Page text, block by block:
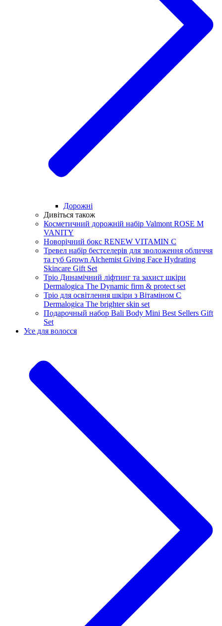
Дорожні
Дивіться також
Косметичний дорожній набір Valmont ROSE M
VANITY
Новорічний бокс RENEW VITAMIN C
Тревел набір бестселерів для зволоження обличчя
та губ Grown Alchemist Giving Face Hydrating
Skincare Gift Set
Тріо Динамічний ліфтинг та захист шкіри
Dermalogica The Dynamic firm & protect set
Тріо для освітлення шкіри з Вітаміном С
Dermalogica The brighter skin set
Подарочный набор Bali Body Mini Best Sellers Gift
Set
Усе для волосся